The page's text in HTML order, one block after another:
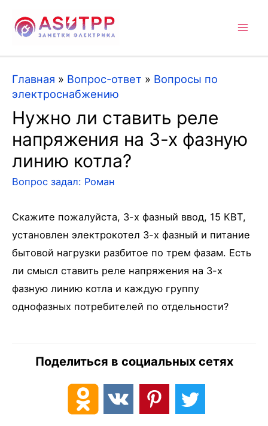
Главная » Вопрос-ответ » Вопросы по
электроснабжению
Нужно ли ставить реле
напряжения на 3-х фазную
линию котла?
Вопрос задал: Роман
Скажите пожалуйста, 3-х фазный ввод, 15 КВТ,
установлен электрокотел 3-х фазный и питание
бытовой нагрузки разбитое по трем фазам. Есть
ли смысл ставить реле напряжения на 3-х
фазную линию котла и каждую группу
однофазных потребителей по отдельности?
Поделиться в социальных сетях